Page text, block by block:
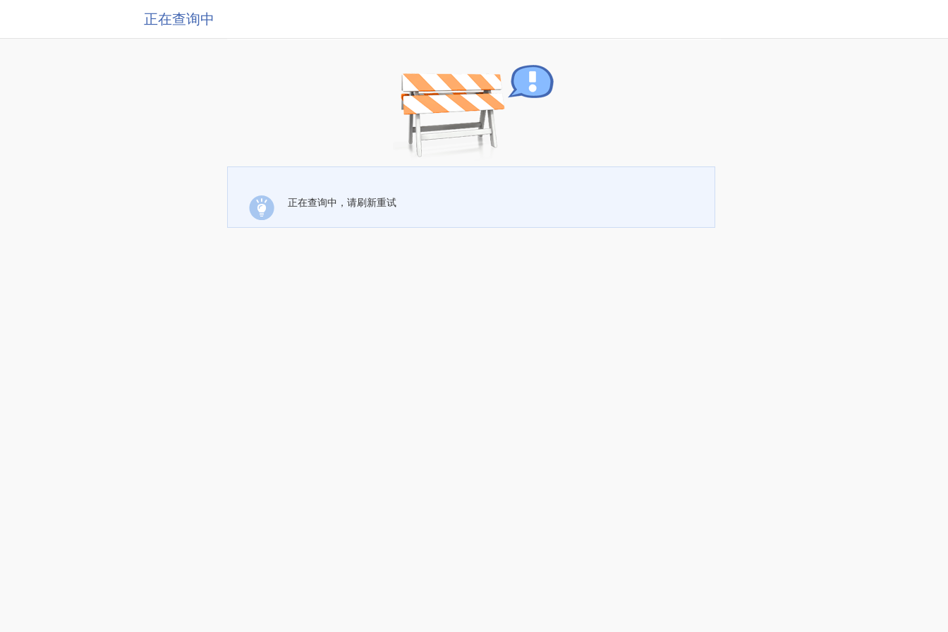
正在查询中
正在查询中，请刷新重试